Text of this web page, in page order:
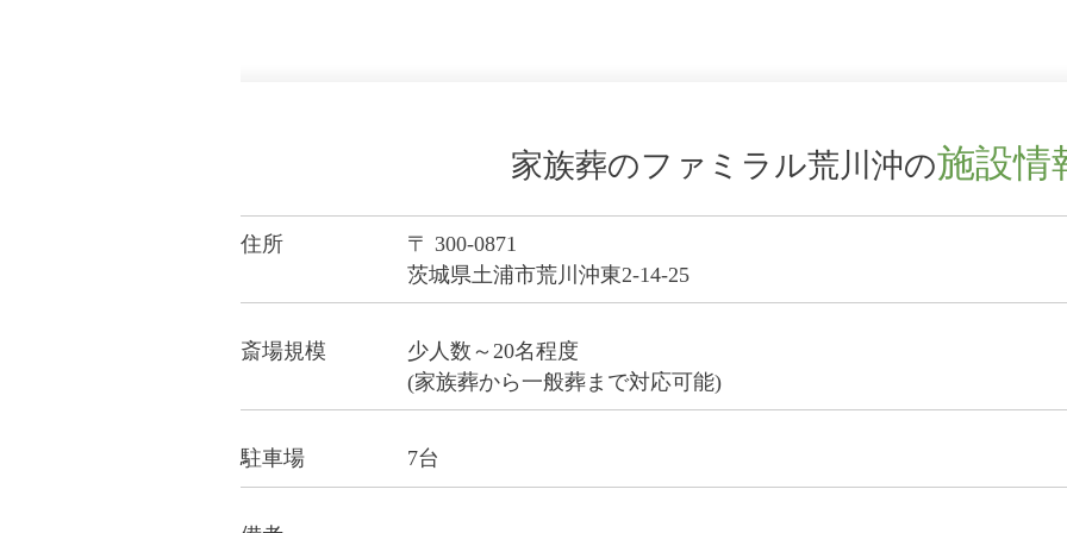
家族葬のファミラル荒川沖の施設情
住所
〒 300-0871
茨城県土浦市荒川沖東2-14-25
斎場規模
少人数～20名程度
(家族葬から一般葬まで対応可能)
駐車場 7台